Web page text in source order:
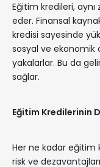
Eğitim kredileri,
eder. Finansal
kredisi sayesinde
sosyal ve ekonomik
yakalarlar. Bu da
sağlar.
Eğitim Kredilerinin
Her ne kadar eğitim
risk ve